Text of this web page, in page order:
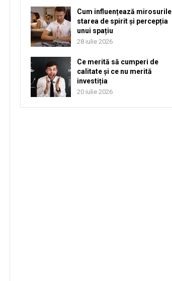
Cum influențează mirosurile
starea de spirit și percepția
unui spațiu
28 iulie 2026
Ce merită să cumperi de
calitate și ce nu merită
investiția
20 iulie 2026